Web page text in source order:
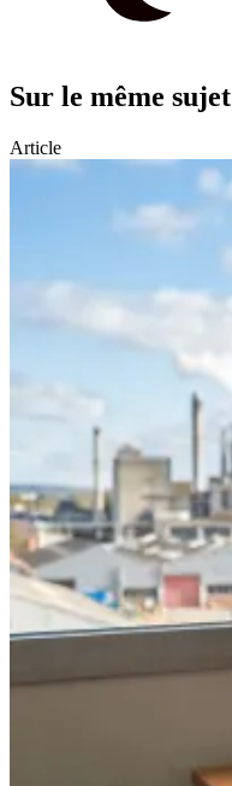
Sur le même sujet
Article